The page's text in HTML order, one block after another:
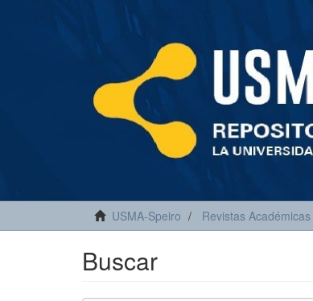
USMA-Speiro Revistas Académicas
Buscar